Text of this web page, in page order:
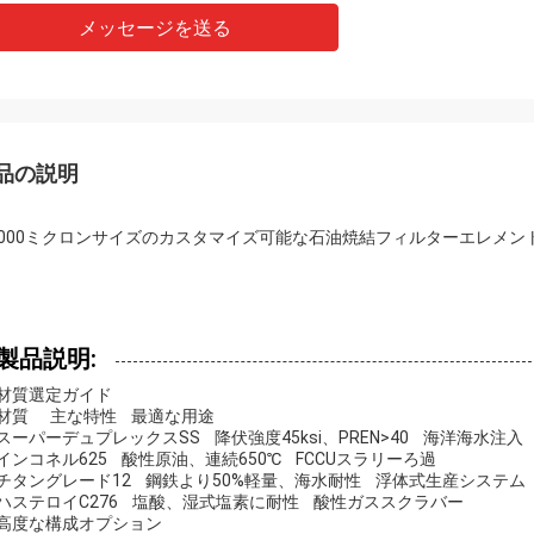
メッセージを送る
の説明
ミクロンサイズのカスタマイズ可能な石油焼結フィルターエレメン
品説明:
質選定ガイド
質 主な特性 最適な用途
ーパーデュプレックスSS 降伏強度45ksi、PREN>40 海洋海水注入
ンコネル625 酸性原油、連続650℃ FCCUスラリーろ過
タングレード12 鋼鉄より50%軽量、海水耐性 浮体式生産システム
ステロイC276 塩酸、湿式塩素に耐性 酸性ガススクラバー
度な構成オプション